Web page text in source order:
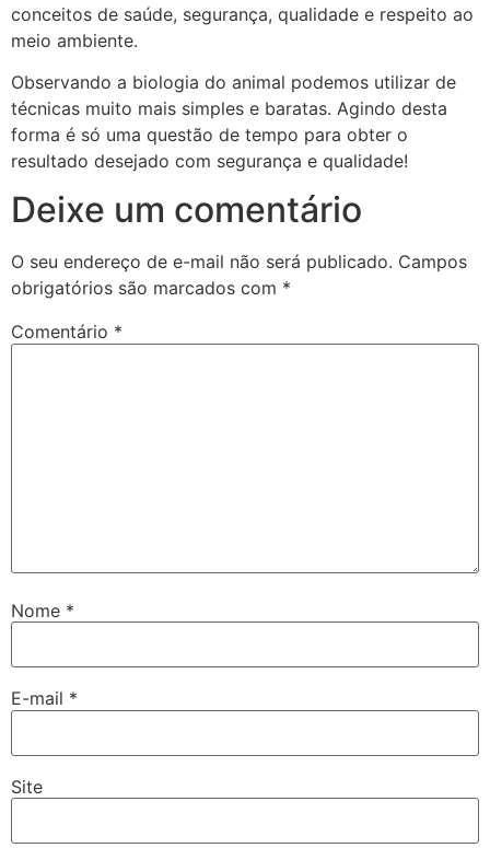
conceitos de saúde, segurança, qualidade e respeito ao
meio ambiente.
Observando a biologia do animal podemos utilizar de
técnicas muito mais simples e baratas. Agindo desta
forma é só uma questão de tempo para obter o
resultado desejado com segurança e qualidade!
Deixe um comentário
O seu endereço de e-mail não será publicado. Campos
obrigatórios são marcados com *
Comentário *
Nome *
E-mail *
Site